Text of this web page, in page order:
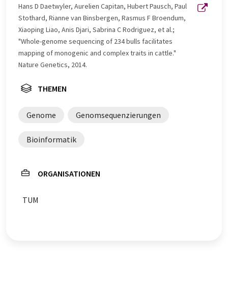
Hans D Daetwyler, Aurelien Capitan, Hubert Pausch, Paul
Stothard, Rianne van Binsbergen, Rasmus F Broendum,
Xiaoping Liao, Anis Djari, Sabrina C Rodriguez, et al.;
"Whole-genome sequencing of 234 bulls facilitates
mapping of monogenic and complex traits in cattle."
Nature Genetics, 2014.
THEMEN
Genome Genomsequenzierungen
Bioinformatik
ORGANISATIONEN
TUM